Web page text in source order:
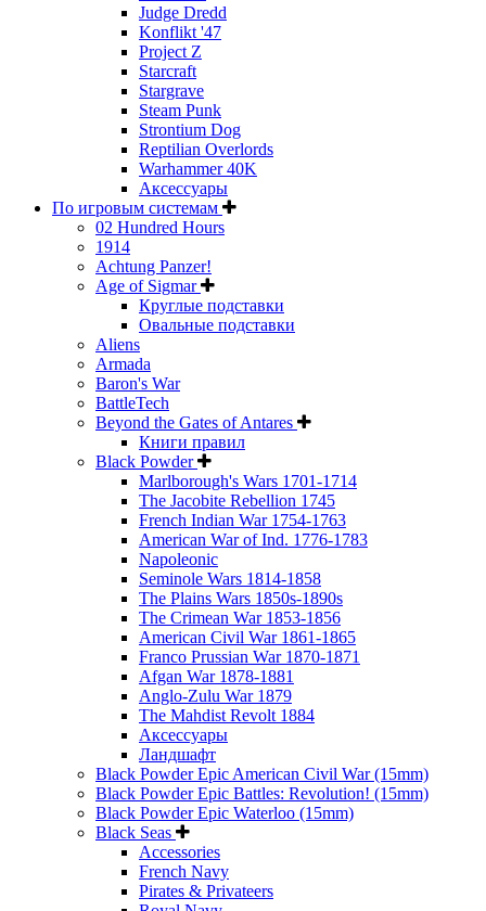
Judge Dredd
Konflikt '47
Project Z
Starcraft
Stargrave
Steam Punk
Strontium Dog
Reptilian Overlords
Warhammer 40K
Аксессуары
По игровым системам
02 Hundred Hours
1914
Achtung Panzer!
Age of Sigmar
Круглые подставки
Овальные подставки
Aliens
Armada
Baron's War
BattleTech
Beyond the Gates of Antares
Книги правил
Black Powder
Marlborough's Wars 1701-1714
The Jacobite Rebellion 1745
French Indian War 1754-1763
American War of Ind. 1776-1783
Napoleonic
Seminole Wars 1814-1858
The Plains Wars 1850s-1890s
The Crimean War 1853-1856
American Civil War 1861-1865
Franco Prussian War 1870-1871
Afgan War 1878-1881
Anglo-Zulu War 1879
The Mahdist Revolt 1884
Аксессуары
Ландшафт
Black Powder Epic American Civil War (15mm)
Black Powder Epic Battles: Revolution! (15mm)
Black Powder Epic Waterloo (15mm)
Black Seas
Accessories
French Navy
Pirates & Privateers